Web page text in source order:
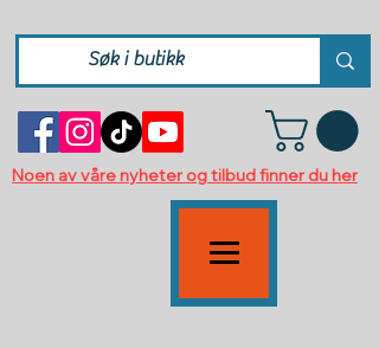
Noen av våre nyheter og tilbud finner du her